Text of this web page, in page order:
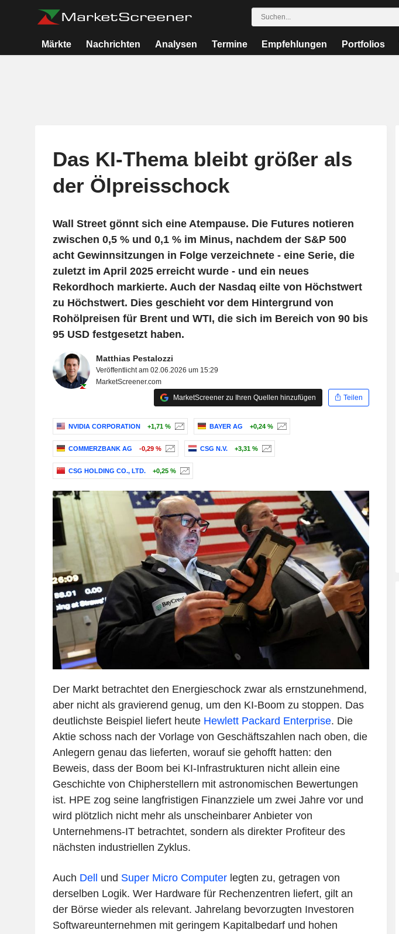
Märkte Nachrichten Analysen Termine Empfehlungen Portfolios
Das KI-Thema bleibt größer als
der Ölpreisschock
Wall Street gönnt sich eine Atempause. Die Futures notieren
zwischen 0,5 % und 0,1 % im Minus, nachdem der S&P 500
acht Gewinnsitzungen in Folge verzeichnete - eine Serie, die
zuletzt im April 2025 erreicht wurde - und ein neues
Rekordhoch markierte. Auch der Nasdaq eilte von Höchstwert
zu Höchstwert. Dies geschieht vor dem Hintergrund von
Rohölpreisen für Brent und WTI, die sich im Bereich von 90 bis
95 USD festgesetzt haben.
Matthias Pestalozzi
Veröffentlicht am 02.06.2026 um 15:29
MarketScreener.com
MarketScreener zu Ihren Quellen hinzufügen
Teilen
NVIDIA CORPORATION +1,71 % BAYER AG +0,24 %
COMMERZBANK AG -0,29 % CSG N.V. +3,31 %
CSG HOLDING CO., LTD. +0,25 %
Der Markt betrachtet den Energieschock zwar als ernstzunehmend,
aber nicht als gravierend genug, um den KI-Boom zu stoppen. Das
deutlichste Beispiel liefert heute Hewlett Packard Enterprise. Die
Aktie schoss nach der Vorlage von Geschäftszahlen nach oben, die
Anlegern genau das lieferten, worauf sie gehofft hatten: den
Beweis, dass der Boom bei KI-Infrastrukturen nicht allein eine
Geschichte von Chipherstellern mit astronomischen Bewertungen
ist. HPE zog seine langfristigen Finanzziele um zwei Jahre vor und
wird plötzlich nicht mehr als unscheinbarer Anbieter von
Unternehmens-IT betrachtet, sondern als direkter Profiteur des
nächsten industriellen Zyklus.
Auch Dell und Super Micro Computerlegten zu, getragen von
derselben Logik. Wer Hardware für Rechenzentren liefert, gilt an
der Börse wieder als relevant. Jahrelang bevorzugten Investoren
Softwareunternehmen mit geringem Kapitalbedarf und hohen